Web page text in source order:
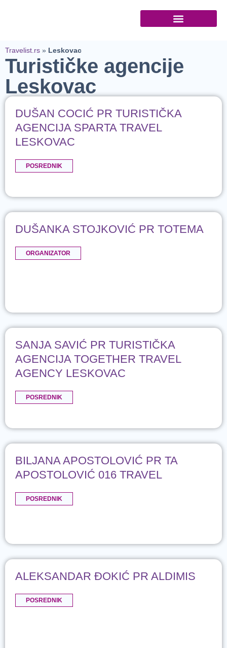
Travelist.rs » Leskovac
Turističke agencije
Leskovac
DUŠAN COCIĆ PR TURISTIČKA
AGENCIJA SPARTA TRAVEL
LESKOVAC
POSREDNIK
DUŠANKA STOJKOVIĆ PR TOTEMA
ORGANIZATOR
SANJA SAVIĆ PR TURISTIČKA
AGENCIJA TOGETHER TRAVEL
AGENCY LESKOVAC
POSREDNIK
BILJANA APOSTOLOVIĆ PR TA
APOSTOLOVIĆ 016 TRAVEL
POSREDNIK
ALEKSANDAR ĐOKIĆ PR ALDIMIS
POSREDNIK